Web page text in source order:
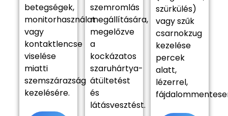
betegségek,
monitorhasználat
vagy
kontaktlencse
viselése
miatti
szemszárazság
kezelésére.
szemromlás
megállítására,
megelőzve
a
kockázatos
szaruhártya-
átültetést
és
látásvesztést.
szürkülés)
vagy szűk
csarnokzug
kezelése
percek
alatt,
lézerrel,